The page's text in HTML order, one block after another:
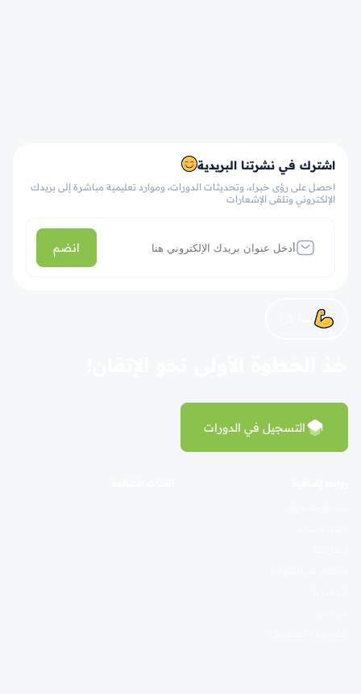
اشترك في نشرتنا البريدية
احصل على رؤى خبراء، وتحديثات الدورات، وموارد تعليمية مباشرة إلى بريدك
الإلكتروني وتلقى الإشعارات
انضم
لنبدأ الآن!
التسجيل في الدورات